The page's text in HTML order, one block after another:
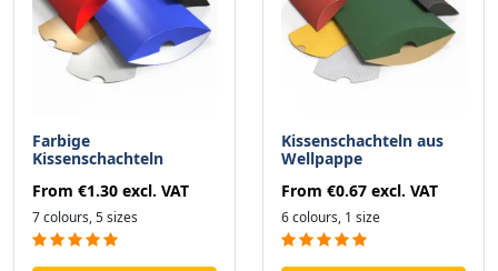
Farbige
Kissenschachteln
From €1.30 excl. VAT
7 colours, 5 sizes
Kissenschachteln aus
Wellpappe
From €0.67 excl. VAT
6 colours, 1 size